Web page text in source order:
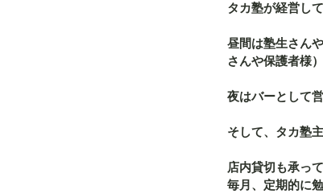
タカ塾が経営し
昼間は塾生さん
さんや保護者様
夜はバーとして
そして、タカ塾
店内貸切も承っ
毎月、定期的に